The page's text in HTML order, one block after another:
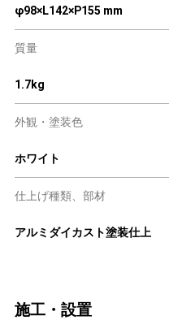
φ98×L142×P155 mm
質量
1.7kg
外観・塗装色
ホワイト
仕上げ種類、部材
アルミダイカスト塗装仕上
施工・設置